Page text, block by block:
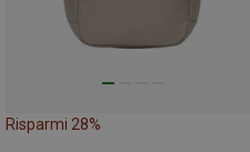
Risparmi 28%